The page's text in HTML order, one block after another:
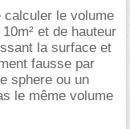
le volume
et de hauteur
la surface et
fausse par
sphere ou un
le même volume